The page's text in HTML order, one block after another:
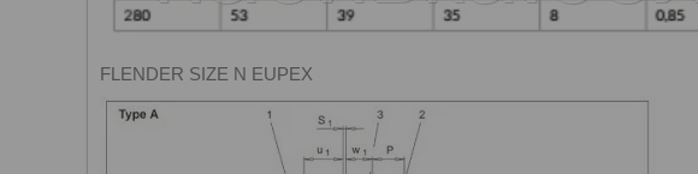
FLENDER SIZE N EUPEX